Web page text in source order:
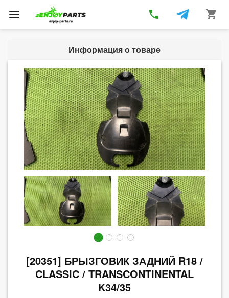
Toggle
navigation
phone shopping_cart
Информация о товаре
[20351] БРЫЗГОВИК ЗАДНИЙ R18 /
CLASSIC / TRANSCONTINENTAL
K34/35